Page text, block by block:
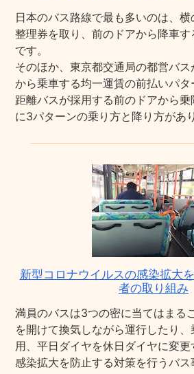
日本のバス路線で最も多いのは、
整理券を取り、前のドアから降車
です。
そのほか、東京都交通局の都営バ
から乗車する均一運賃の前払いパ
距離バスが採用する前のドアから
に3パターンの乗り方と降り方があ
新型コロナウイルスの感染拡大
者の取り組み
満員のバスは3つの密に当てはまる
を開けて換気しながら運行したり
用、平日ダイヤを休日ダイヤに変
感染拡大を防止する対策を行うバス